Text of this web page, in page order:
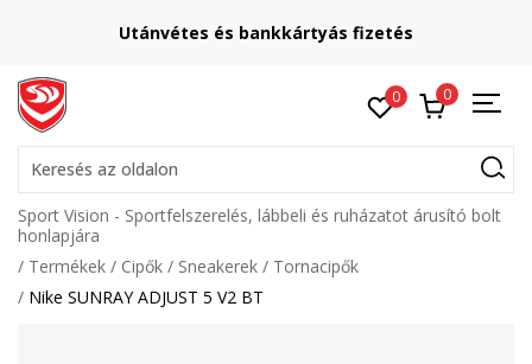
Utánvétes és bankkártyás fizetés
0 0
Keresés az oldalon
Sport Vision - Sportfelszerelés, lábbeli és ruházatot árusító bolt
honlapjára
Termékek
Cipők Sneakerek
Tornacipők
Nike SUNRAY ADJUST 5 V2 BT